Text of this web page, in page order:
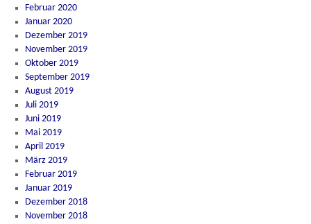
Februar 2020
Januar 2020
Dezember 2019
November 2019
Oktober 2019
September 2019
August 2019
Juli 2019
Juni 2019
Mai 2019
April 2019
März 2019
Februar 2019
Januar 2019
Dezember 2018
November 2018